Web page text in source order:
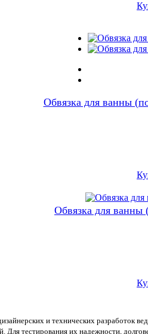
Обвязка для ванны
Обвязка для
и технических разработок
Для тестирования их надежности,